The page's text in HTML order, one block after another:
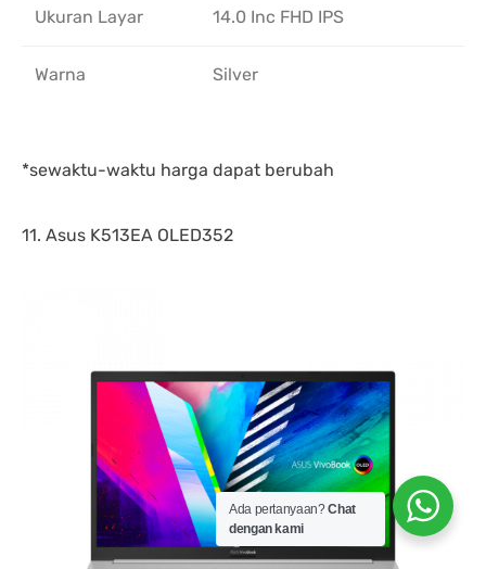
Ukuran Layar 14.0 Inc FHD IPS
Warna Silver
*sewaktu-waktu harga dapat berubah
11. Asus K513EA OLED352
Ada pertanyaan?Chat
dengan kami